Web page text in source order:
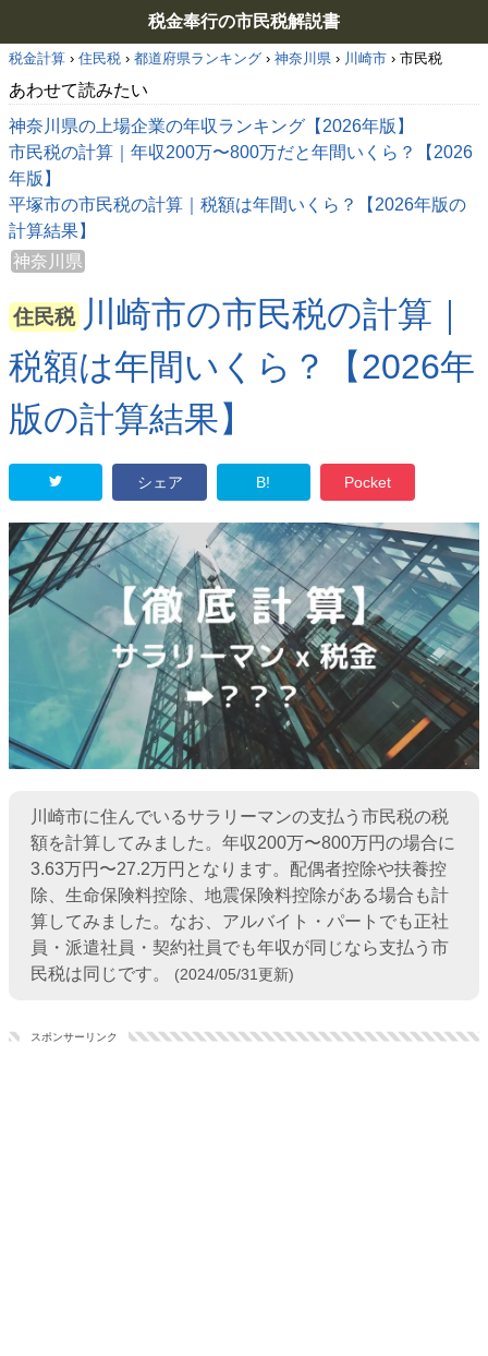
税金奉行の市民税解説書
税金計算 › 住民税 › 都道府県ランキング › 神奈川県 › 川崎市 › 市民税
あわせて読みたい
神奈川県の上場企業の年収ランキング【2026年版】
市民税の計算｜年収200万〜800万だと年間いくら？【2026
年版】
平塚市の市民税の計算｜税額は年間いくら？【2026年版の
計算結果】
神奈川県
住民税 川崎市の市民税の計算｜
税額は年間いくら？【2026年
版の計算結果】
シェア B! Pocket
川崎市に住んでいるサラリーマンの支払う市民税の税
額を計算してみました。年収200万〜800万円の場合に
3.63万円〜27.2万円となります。配偶者控除や扶養控
除、生命保険料控除、地震保険料控除がある場合も計
算してみました。なお、アルバイト・パートでも正社
員・派遣社員・契約社員でも年収が同じなら支払う市
民税は同じです。 (2024/05/31更新)
スポンサーリンク